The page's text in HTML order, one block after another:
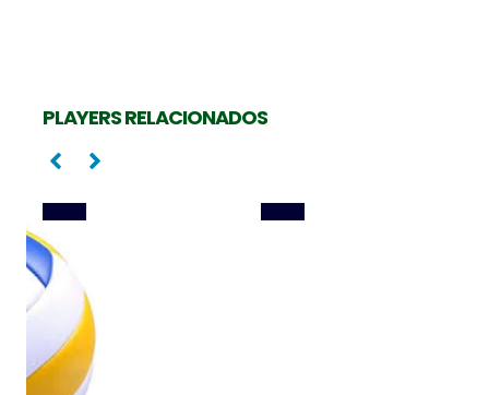
PLAYERS RELACIONADOS
GABRIEL COTRIM